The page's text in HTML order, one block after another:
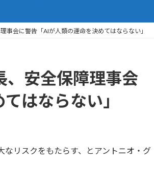
事会に警告「AIが人類の運命を決めてはならない」
、安全保障理事会
はならない」
リスクをもたらす、とアントニオ・グ